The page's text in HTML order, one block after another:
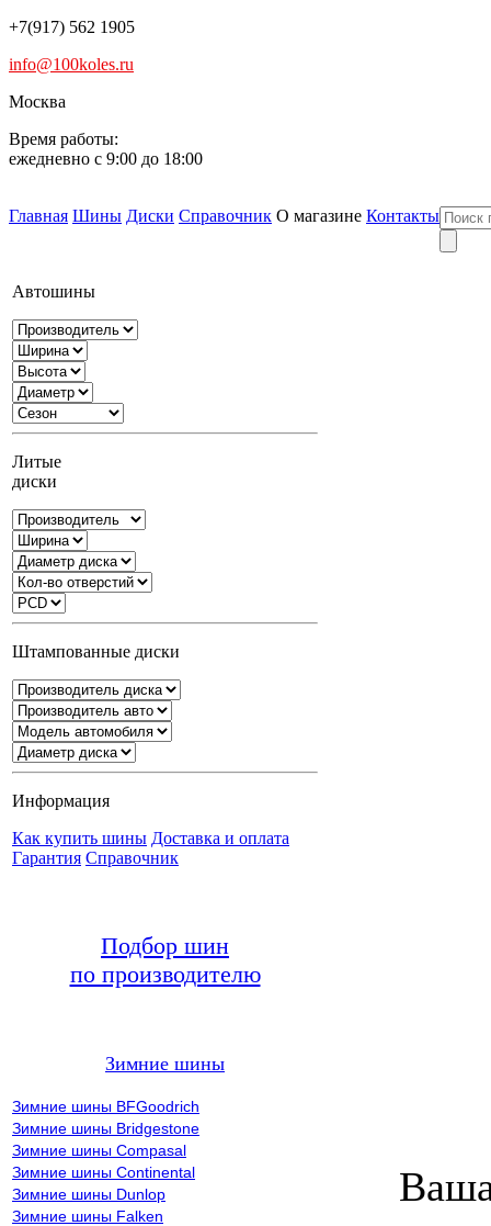
+7(917) 562 1905
info@100koles.ru
Москва
Время работы:
ежедневно с 9:00 до 18:00
Главная Шины Диски Справочник О магазине Контакты
Автошины
Литые
диски
Штампованные диски
Информация
Как купить шины Доставка и оплата
Гарантия Справочник
Подбор шин
по производителю
Зимние шины
Зимние шины BFGoodrich
Зимние шины Bridgestone
Зимние шины Compasal
Зимние шины Continental
Зимние шины Dunlop
Зимние шины Falken